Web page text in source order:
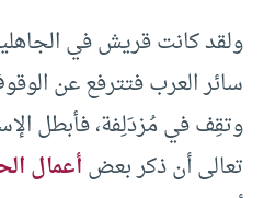
ولقد كانت قريش في
سائر العرب فتترفع عن
وتقِف في مُزدَلِفة، فأبطل
تعالى أن ذكر بعضأعمال